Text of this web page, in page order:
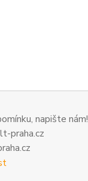
napište nám!
praha.cz